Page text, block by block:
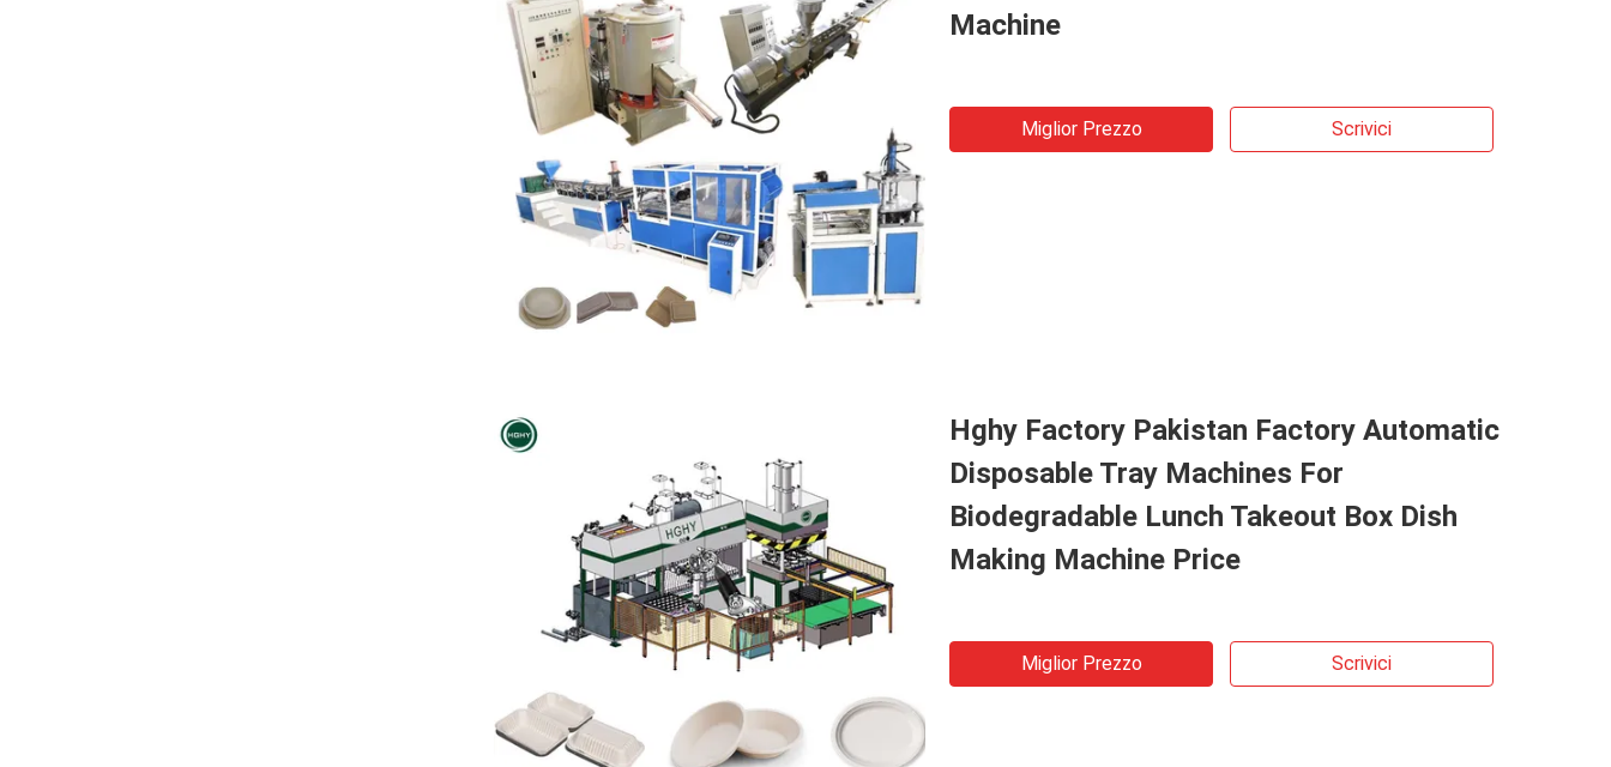
Machine
Miglior Prezzo Scrivici
Hghy Factory Pakistan Factory Automatic
Disposable Tray Machines For
Biodegradable Lunch Takeout Box Dish
Making Machine Price
Miglior Prezzo Scrivici